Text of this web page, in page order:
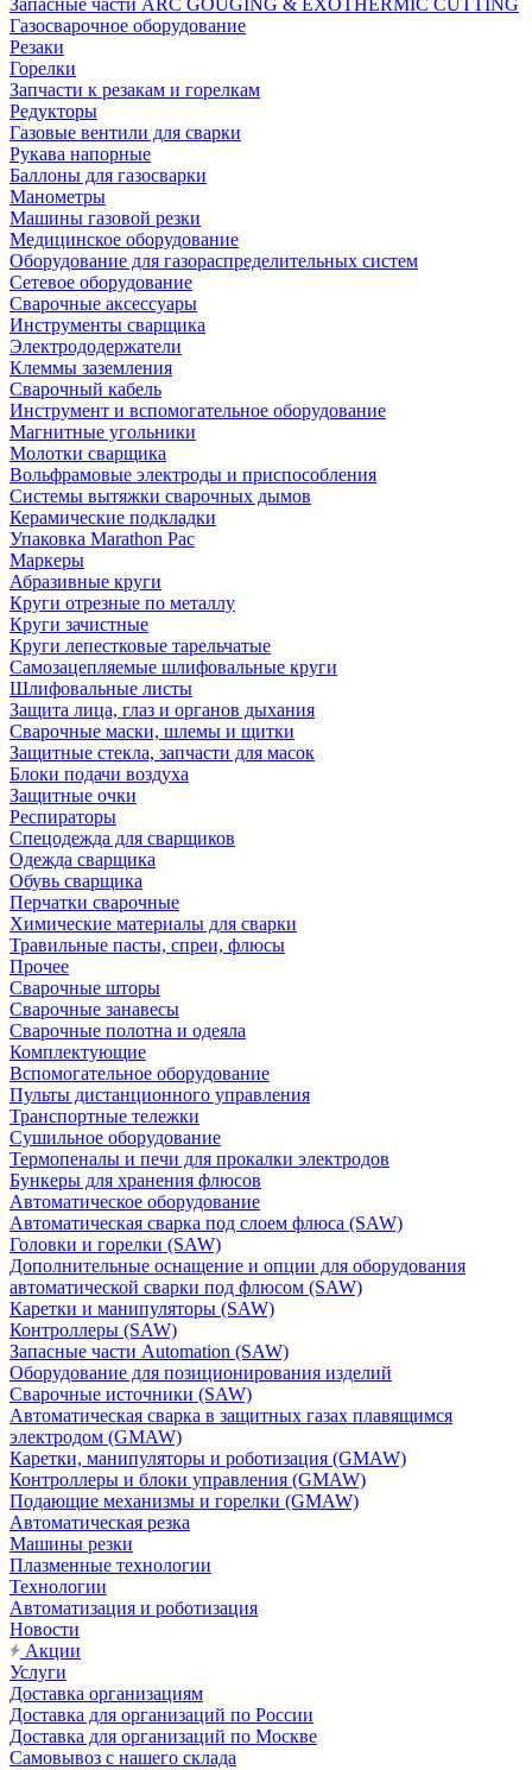
Запасные части ARC GOUGING & EXOTHERMIC CUTTING
Газосварочное оборудование
Резаки
Горелки
Запчасти к резакам и горелкам
Редукторы
Газовые вентили для сварки
Рукава напорные
Баллоны для газосварки
Манометры
Машины газовой резки
Медицинское оборудование
Оборудование для газораспределительных систем
Сетевое оборудование
Сварочные аксессуары
Инструменты сварщика
Электрододержатели
Клеммы заземления
Сварочный кабель
Инструмент и вспомогательное оборудование
Магнитные угольники
Молотки сварщика
Вольфрамовые электроды и приспособления
Системы вытяжки сварочных дымов
Керамические подкладки
Упаковка Marathon Pac
Маркеры
Абразивные круги
Круги отрезные по металлу
Круги зачистные
Круги лепестковые тарельчатые
Самозацепляемые шлифовальные круги
Шлифовальные листы
Защита лица, глаз и органов дыхания
Сварочные маски, шлемы и щитки
Защитные стекла, запчасти для масок
Блоки подачи воздуха
Защитные очки
Респираторы
Спецодежда для сварщиков
Одежда сварщика
Обувь сварщика
Перчатки сварочные
Химические материалы для сварки
Травильные пасты, спреи, флюсы
Прочее
Сварочные шторы
Сварочные занавесы
Сварочные полотна и одеяла
Комплектующие
Вспомогательное оборудование
Пульты дистанционного управления
Транспортные тележки
Сушильное оборудование
Термопеналы и печи для прокалки электродов
Бункеры для хранения флюсов
Автоматическое оборудование
Автоматическая сварка под слоем флюса (SAW)
Головки и горелки (SAW)
Дополнительные оснащение и опции для оборудования
автоматической сварки под флюсом (SAW)
Каретки и манипуляторы (SAW)
Контроллеры (SAW)
Запасные части Automation (SAW)
Оборудование для позиционирования изделий
Сварочные источники (SAW)
Автоматическая сварка в защитных газах плавящимся
электродом (GMAW)
Каретки, манипуляторы и роботизация (GMAW)
Контроллеры и блоки управления (GMAW)
Подающие механизмы и горелки (GMAW)
Автоматическая резка
Машины резки
Плазменные технологии
Технологии
Автоматизация и роботизация
Новости
Акции
Услуги
Доставка организациям
Доставка для организаций по России
Доставка для организаций по Москве
Самовывоз с нашего склада